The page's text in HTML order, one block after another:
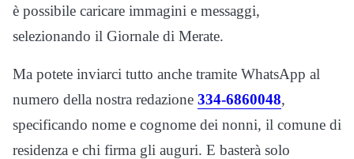
è possibile caricare immagini e messaggi,
selezionando il Giornale di Merate.
Ma potete inviarci tutto anche tramite WhatsApp al
numero della nostra redazione 334-6860048,
specificando nome e cognome dei nonni, il comune di
residenza e chi firma gli auguri. E basterà solo